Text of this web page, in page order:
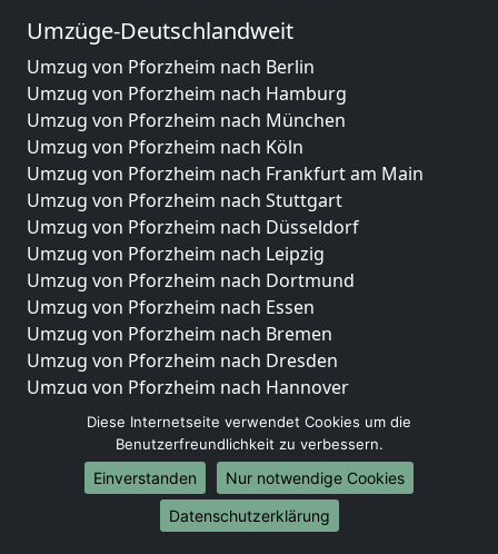
Umzüge-Deutschlandweit
Umzug von Pforzheim nach Berlin
Umzug von Pforzheim nach Hamburg
Umzug von Pforzheim nach München
Umzug von Pforzheim nach Köln
Umzug von Pforzheim nach Frankfurt am Main
Umzug von Pforzheim nach Stuttgart
Umzug von Pforzheim nach Düsseldorf
Umzug von Pforzheim nach Leipzig
Umzug von Pforzheim nach Dortmund
Umzug von Pforzheim nach Essen
Umzug von Pforzheim nach Bremen
Umzug von Pforzheim nach Dresden
Umzug von Pforzheim nach Hannover
Umzug von Pforzheim nach Nürnberg
Umzug von Pforzheim nach Duisburg
Umzug von Pforzheim nach Bochum
Umzug von Pforzheim nach Wuppertal
Umzug von Pforzheim nach Bielefeld
Diese Internetseite verwendet Cookies um die
Benutzerfreundlichkeit zu verbessern.
Einverstanden
Nur notwendige Cookies
Datenschutzerklärung